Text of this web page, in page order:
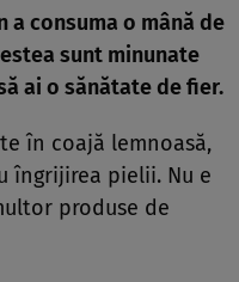
consuma o mână de
sunt minunate
ai o sănătate de fier.
în coajă lemnoasă,
îngrijirea pielii. Nu e
produse de